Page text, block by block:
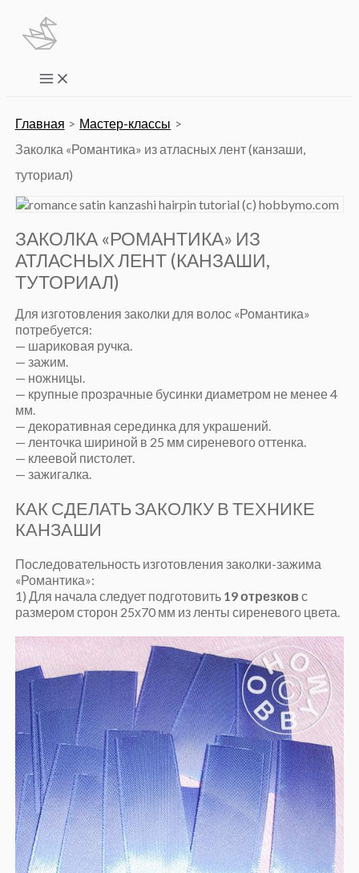
Перейти
содержимому
Main
Menu
Главная
Мастер-классы
Заколка «Романтика» из атласных лент (канзаши,
туториал)
ЗАКОЛКА «РОМАНТИКА» ИЗ
АТЛАСНЫХ ЛЕНТ (КАНЗАШИ,
ТУТОРИАЛ)
Для изготовления заколки для волос «Романтика»
потребуется:
— шариковая ручка.
— зажим.
— ножницы.
— крупные прозрачные бусинки диаметром не менее 4
мм.
— декоративная серединка для украшений.
— ленточка шириной в 25 мм сиреневого оттенка.
— клеевой пистолет.
— зажигалка.
КАК СДЕЛАТЬ ЗАКОЛКУ В ТЕХНИКЕ
КАНЗАШИ
Последовательность изготовления заколки-зажима
«Романтика»:
1) Для начала следует подготовить 19 отрезков с
размером сторон 25х70 мм из ленты сиреневого цвета.